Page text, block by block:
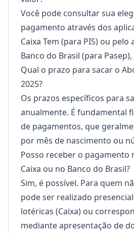
Você pode consultar sua
pagamento através dos
Caixa Tem (para PIS) ou pelo
Banco do Brasil (para
Qual o prazo para sacar o
2025?
Os prazos específicos para
anualmente. É fundamental
de pagamentos, que
por mês de nascimento ou
Posso receber o pagamento
Caixa ou no Banco do Brasil?
Sim, é possível. Para quem
pode ser realizado
lotéricas (Caixa) ou
mediante apresentação de